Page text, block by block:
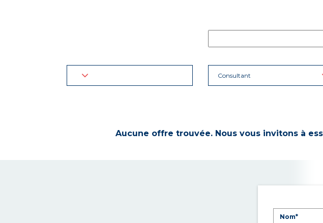
Consultant
Aucune offre trouvée. Nous vous invitons à